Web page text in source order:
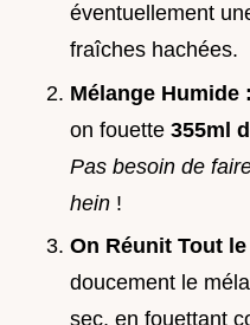
éventuellement
fraîches hachées.
Mélange Humide :
on fouette 355ml
Pas besoin de
hein !
On Réunit Tout
doucement le
sec, en fouettant